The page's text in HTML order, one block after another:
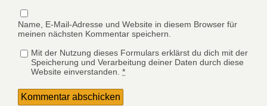
Name, E-Mail-Adresse und Website in diesem Browser für
meinen nächsten Kommentar speichern.
Mit der Nutzung dieses Formulars erklärst du dich mit der
Speicherung und Verarbeitung deiner Daten durch diese
Website einverstanden. *